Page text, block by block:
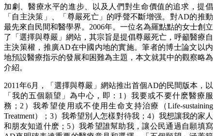
加劇、醫療水平的進步、以及人們對生命價值的追求，提倡
「自主決策」、「尊嚴死亡」的呼聲不斷增强。對AD的推動
最先來自民間和醫學界。2006年。一位名為羅點點的女士創立
了「選擇與尊嚴」網站，其宗旨是提倡尊嚴死亡，呼籲醫療自
主決策權，推廣AD在中國内地的實施。筆者的博士論文以内
地預設醫療指示的發展和困難為主題，本文就其中的觀察略為
介紹。
2011年6月，「選擇與尊嚴」網站推出首個AD的民間版本，以
「我的五個願望」為中心，即：1）我要或不要什麽醫療服
務；2）我希望使用或不使用生命支持治療（Life-sustaining
Treatment）；3）我希望別人怎樣對待我；4）我想讓我的家人
和朋友知道什麽；5）我希望誰幫助我，讓公民通過自願填寫